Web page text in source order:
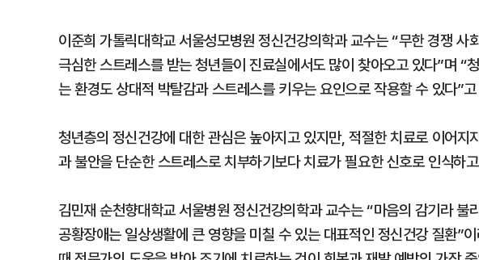
이준희 가톨릭대학교 서울성모병원 정신건강의학과 교수는 “무한 경쟁 사
극심한 스트레스를 받는 청년들이 진료실에서도 많이 찾아오고 있다”며 “
는 환경도 상대적 박탈감과 스트레스를 키우는 요인으로 작용할 수 있다”
청년층의 정신건강에 대한 관심은 높아지고 있지만, 적절한 치료로 이어
과 불안을 단순한 스트레스로 치부하기보다 치료가 필요한 신호로 인식하
김민재 순천향대학교 서울병원 정신건강의학과 교수는 “마음의 감기라 불
공황장애는 일상생활에 큰 영향을 미칠 수 있는 대표적인 정신건강 질환”